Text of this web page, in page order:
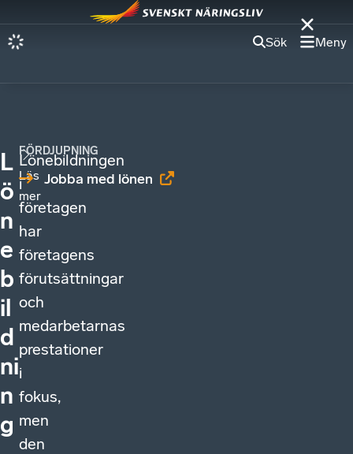
Sök Meny
L
ö
n
e
b
il
d
ni
n
g
Lönebildningen
i
företagen
har
företagens
förutsättningar
och
medarbetarnas
prestationer
i
fokus,
men
den
Läs
mer
FÖRDJUPNING
Jobba med lönen